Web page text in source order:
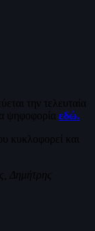
την τελευταία
ψηφοφορία εδώ.
κυκλοφορεί και
Δημήτρης